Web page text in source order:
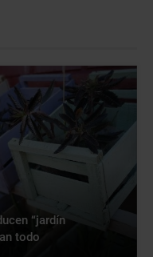
“jardín
todo